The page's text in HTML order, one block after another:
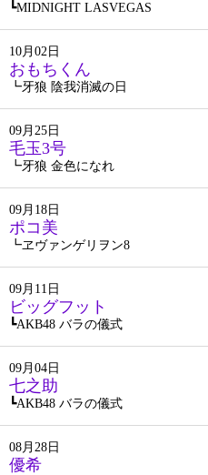
┗MIDNIGHT LASVEGAS
10月02日
おもちくん
┗牙狼 陰我消滅の日
09月25日
毛玉3号
┗牙狼 金色になれ
09月18日
ポコ美
┗ヱヴァンゲリヲン8
09月11日
ビッグフット
┗AKB48 バラの儀式
09月04日
七之助
┗AKB48 バラの儀式
08月28日
優希